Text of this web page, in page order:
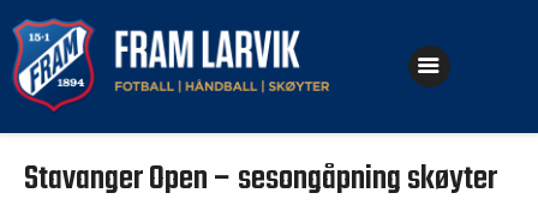
Fotball
Stavanger Open – sesongåpning skøyter